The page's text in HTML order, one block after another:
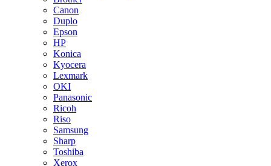
Canon
Duplo
Epson
HP
Konica
Kyocera
Lexmark
OKI
Panasonic
Ricoh
Riso
Samsung
Sharp
Toshiba
Xerox